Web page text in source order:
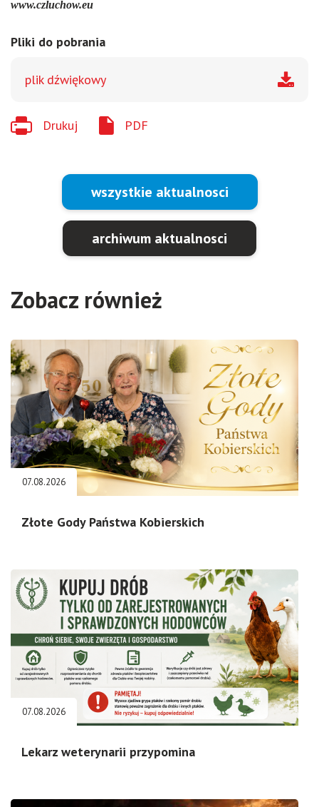
www.czluchow.eu
Pliki do pobrania
plik dźwiękowy
Drukuj PDF
wszystkie aktualnosci
archiwum aktualnosci
Zobacz również
07.08.2026
Złote Gody Państwa Kobierskich
07.08.2026
Lekarz weterynarii przypomina